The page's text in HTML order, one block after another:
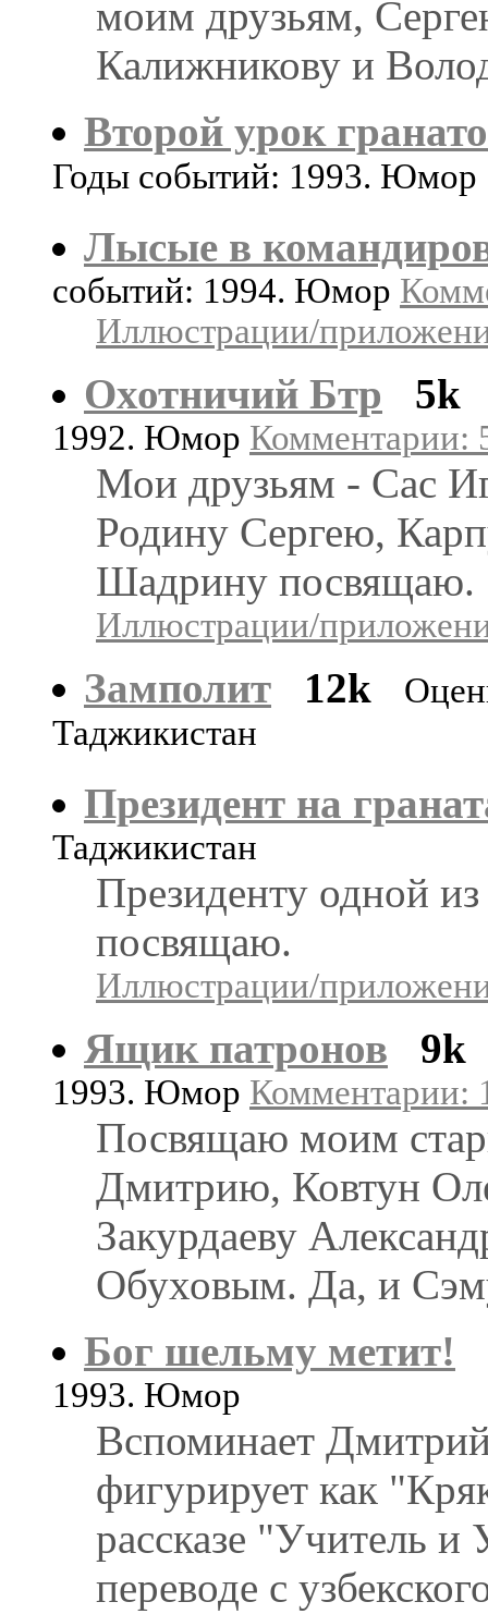
моим друзьям,
Калижникову и
Второй урок
Годы событий: 1993. Юмор
Лысые в
событий: 1994. Юмор
Иллюстрации/
Охотничий Бтр 5k
1992. Юмор Комментарии:
Мои друзьям - Сас
Родину Сергею,
Шадрину посвящаю.
Иллюстрации/
Замполит 12k
Таджикистан
Президент на
Таджикистан
Президенту одной
посвящаю.
Иллюстрации/
Ящик патронов 9k
1993. Юмор Комментарии:
Посвящаю моим
Дмитрию, Ковтун
Закурдаеву
Обуховым. Да, и
Бог шельму метит!
1993. Юмор
Вспоминает
фигурирует как
рассказе "Учитель
переводе с